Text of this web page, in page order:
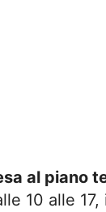
al piano
10 alle